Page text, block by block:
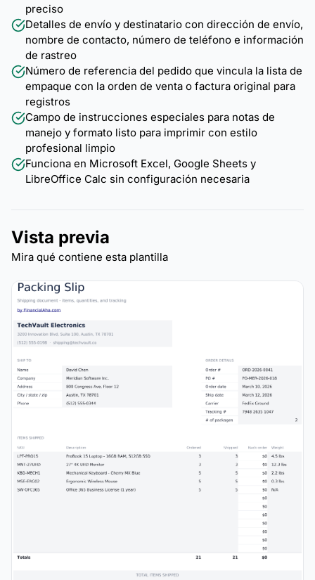
preciso
Detalles de envío y destinatario con dirección de envío,
nombre de contacto, número de teléfono e información
de rastreo
Número de referencia del pedido que vincula la lista de
empaque con la orden de venta o factura original para
registros
Campo de instrucciones especiales para notas de
manejo y formato listo para imprimir con estilo
profesional limpio
Funciona en Microsoft Excel, Google Sheets y
LibreOffice Calc sin configuración necesaria
Vista previa
Mira qué contiene esta plantilla